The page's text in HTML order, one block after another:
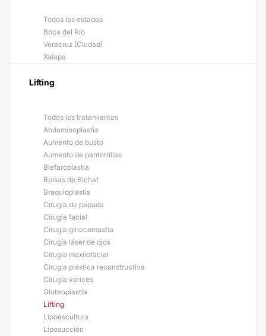
Todos los estados
Boca del Río
Veracruz (Ciudad)
Xalapa
Lifting
Todos los tratamientos
Abdominoplastia
Aumento de busto
Aumento de pantorrillas
Blefaroplastia
Bolsas de Bichat
Braquioplastia
Cirugía de papada
Cirugía facial
Cirugía ginecomastia
Cirugía láser de ojos
Cirugía maxilofacial
Cirugía plástica reconstructiva
Cirugía varices
Gluteoplastia
Lifting
Lipoescultura
Liposucción